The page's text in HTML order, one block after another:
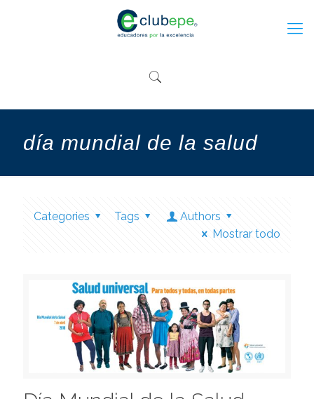
día mundial de la salud
Categories Tags
Authors
Mostrar todo